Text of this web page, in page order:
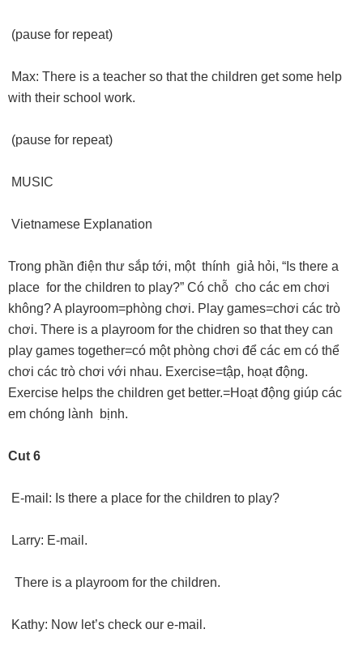
(pause for repeat)
Max: There is a teacher so that the children get some help
with their school work.
(pause for repeat)
MUSIC
Vietnamese Explanation
Trong phần điện thư sắp tới, một thính giả hỏi, “Is there a
place for the children to play?” Có chỗ cho các em chơi
không? A playroom=phòng chơi. Play games=chơi các trò
chơi. There is a playroom for the chidren so that they can
play games together=có một phòng chơi để các em có thể
chơi các trò chơi với nhau. Exercise=tập, hoạt động.
Exercise helps the children get better.=Hoạt động giúp các
em chóng lành bịnh.
Cut 6
E-mail: Is there a place for the children to play?
Larry: E-mail.
There is a playroom for the children.
Kathy: Now let’s check our e-mail.